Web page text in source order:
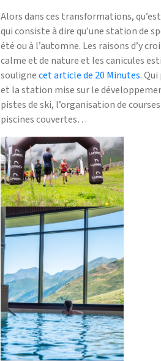
Alors dans ces transformations,
qui consiste à dire qu’une station de
été ou à l’automne. Les raisons d’y
calme et de nature et les canicules
soulignecet article de 20 Minutes.
et la station mise sur le
pistes de ski, l’organisation de
piscines couvertes…